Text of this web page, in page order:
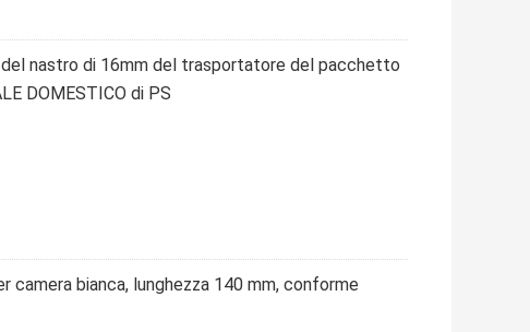
nastro di 16mm del trasportatore del pacchetto
DOMESTICO di PS
camera bianca, lunghezza 140 mm, conforme